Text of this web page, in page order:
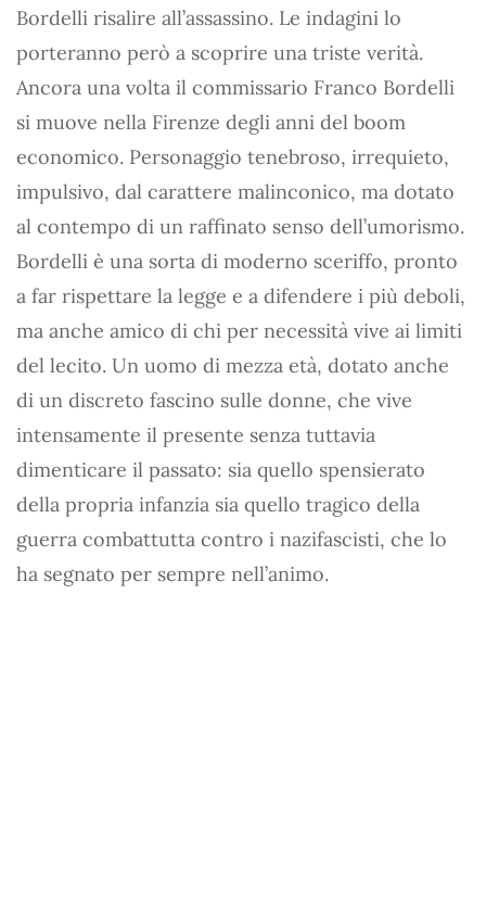
Bordelli risalire all’assassino. Le indagini lo
porteranno però a scoprire una triste verità.
Ancora una volta il commissario Franco Bordelli
si muove nella Firenze degli anni del boom
economico. Personaggio tenebroso, irrequieto,
impulsivo, dal carattere malinconico, ma dotato
al contempo di un raffinato senso dell’umorismo.
Bordelli è una sorta di moderno sceriffo, pronto
a far rispettare la legge e a difendere i più deboli,
ma anche amico di chi per necessità vive ai limiti
del lecito. Un uomo di mezza età, dotato anche
di un discreto fascino sulle donne, che vive
intensamente il presente senza tuttavia
dimenticare il passato: sia quello spensierato
della propria infanzia sia quello tragico della
guerra combattutta contro i nazifascisti, che lo
ha segnato per sempre nell’animo.